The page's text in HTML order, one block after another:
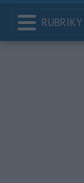
RUBRIKY